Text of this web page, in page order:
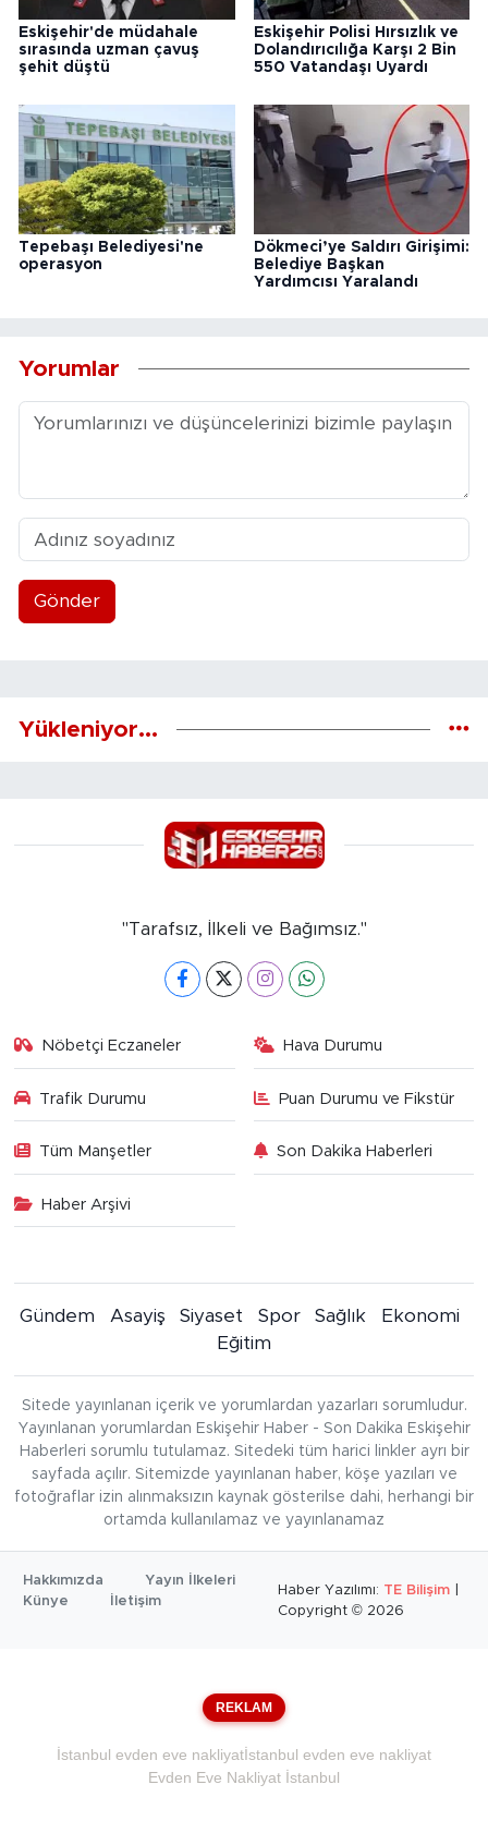
Eskişehir'de müdahale
sırasında uzman çavuş
şehit düştü
Eskişehir Polisi Hırsızlık ve
Dolandırıcılığa Karşı 2 Bin
550 Vatandaşı Uyardı
Tepebaşı Belediyesi'ne
operasyon
Dökmeci’ye Saldırı Girişimi:
Belediye Başkan
Yardımcısı Yaralandı
Yorumlar
Gönder
Yükleniyor...
"Tarafsız, İlkeli ve Bağımsız."
Nöbetçi Eczaneler Hava Durumu
Trafik Durumu Puan Durumu ve Fikstür
Tüm Manşetler Son Dakika Haberleri
Haber Arşivi
Gündem Asayiş Siyaset Spor Sağlık
Ekonomi
Eğitim
Sitede yayınlanan içerik ve yorumlardan yazarları sorumludur.
Yayınlanan yorumlardan Eskişehir Haber - Son Dakika Eskişehir
Haberleri sorumlu tutulamaz. Sitedeki tüm harici linkler ayrı bir
sayfada açılır. Sitemizde yayınlanan haber, köşe yazıları ve
fotoğraflar izin alınmaksızın kaynak gösterilse dahi, herhangi bir
ortamda kullanılamaz ve yayınlanamaz
Hakkımızda
Yayın İlkeleri
Künye
İletişim
Haber Yazılımı: TE Bilişim
Copyright © 2026
REKLAM
İstanbul evden eve nakliyatİstanbul evden eve nakliyat
Evden Eve Nakliyat İstanbul